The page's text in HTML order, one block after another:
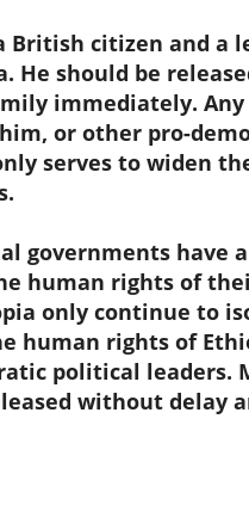
citizen and a
He should be
immediately. Any
or other pro-
serves to widen
have a
human rights of
only continue to
human rights of
political leaders.
without delay